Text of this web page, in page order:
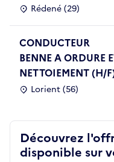
Rédené (29)
CONDUCTEUR
BENNE A ORDURE
NETTOIEMENT (H/
Lorient (56)
Découvrez
disponible sur